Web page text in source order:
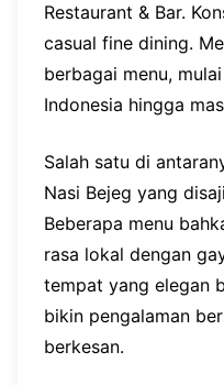
Restaurant & Bar.
casual fine dining.
berbagai menu,
Indonesia hingga
Salah satu di
Nasi Bejeg yang
Beberapa menu
rasa lokal dengan
tempat yang elegan
bikin pengalaman
berkesan.